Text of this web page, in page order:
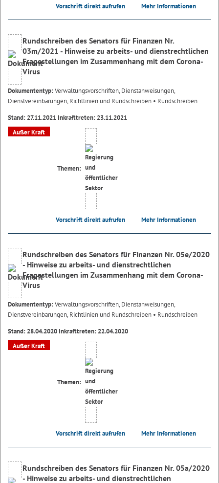
Vorschrift direkt aufrufen Mehr Informationen
Rundschreiben des Senators für Finanzen Nr.
03m/2021 - Hinweise zu arbeits- und dienstrechtlichen
Fragestellungen im Zusammenhang mit dem Corona-
Virus
Dokumententyp:Verwaltungsvorschriften, Dienstanweisungen,
Dienstvereinbarungen, Richtlinien und Rundschreiben • Rundschreiben
Stand: 27.11.2021 Inkrafttreten: 23.11.2021
Außer Kraft
Themen:
Vorschrift direkt aufrufen Mehr Informationen
Rundschreiben des Senators für Finanzen Nr. 05e/2020
- Hinweise zu arbeits- und dienstrechtlichen
Fragestellungen im Zusammenhang mit dem Corona-
Virus
Dokumententyp:Verwaltungsvorschriften, Dienstanweisungen,
Dienstvereinbarungen, Richtlinien und Rundschreiben • Rundschreiben
Stand: 28.04.2020 Inkrafttreten: 22.04.2020
Außer Kraft
Themen:
Vorschrift direkt aufrufen Mehr Informationen
Rundschreiben des Senators für Finanzen Nr. 05a/2020
- Hinweise zu arbeits- und dienstrechtlichen